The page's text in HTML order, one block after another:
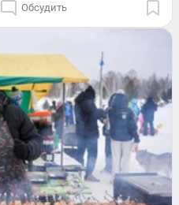
Обсудить